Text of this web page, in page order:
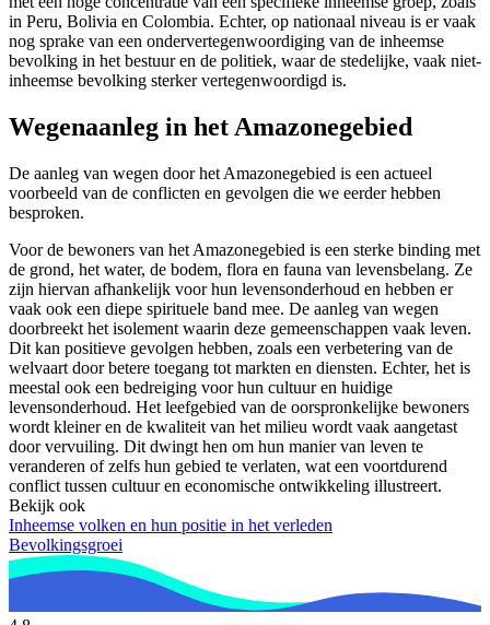
in Peru, Bolivia en Colombia. Echter, op nationaal niveau is er vaak
nog sprake van een ondervertegenwoordiging van de inheemse
bevolking in het bestuur en de politiek, waar de stedelijke, vaak niet-
inheemse bevolking sterker vertegenwoordigd is.
Wegenaanleg in het Amazonegebied
De aanleg van wegen door het Amazonegebied is een actueel
voorbeeld van de conflicten en gevolgen die we eerder hebben
besproken.
Voor de bewoners van het Amazonegebied is een sterke binding met
de grond, het water, de bodem, flora en fauna van levensbelang. Ze
zijn hiervan afhankelijk voor hun levensonderhoud en hebben er
vaak ook een diepe spirituele band mee. De aanleg van wegen
doorbreekt het isolement waarin deze gemeenschappen vaak leven.
Dit kan positieve gevolgen hebben, zoals een verbetering van de
welvaart door betere toegang tot markten en diensten. Echter, het is
meestal ook een bedreiging voor hun cultuur en huidige
levensonderhoud. Het leefgebied van de oorspronkelijke bewoners
wordt kleiner en de kwaliteit van het milieu wordt vaak aangetast
door vervuiling. Dit dwingt hen om hun manier van leven te
veranderen of zelfs hun gebied te verlaten, wat een voortdurend
conflict tussen cultuur en economische ontwikkeling illustreert.
Bekijk ook
Inheemse volken en hun positie in het verleden
Bevolkingsgroei